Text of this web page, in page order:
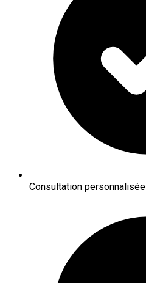
Consultation personnalisée